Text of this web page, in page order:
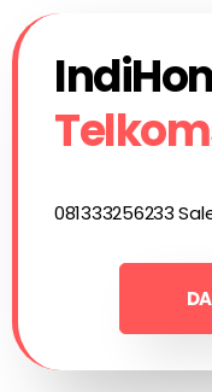
081333256233